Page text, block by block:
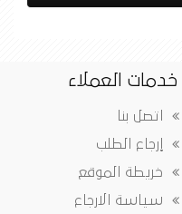
خدمات العملاء
اتصل بنا
إرجاع الطلب
خريطة الموقع
سياسة الارجاع